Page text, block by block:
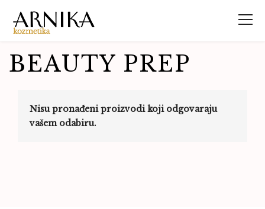
BEAUTY PREP
Nisu pronađeni proizvodi koji odgovaraju
vašem odabiru.